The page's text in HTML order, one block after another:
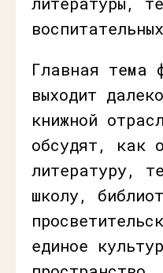
Главная тема
выходит
книжной
обсудят, как
литературу,
школу,
единое